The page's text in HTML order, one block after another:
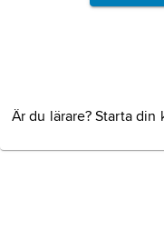
Är du lärare? Starta